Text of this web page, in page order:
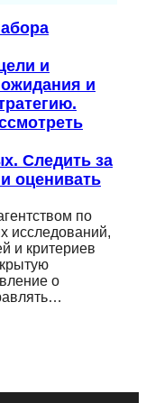
и
и
Следить за
оценивать
по
исследований,
и критериев
о